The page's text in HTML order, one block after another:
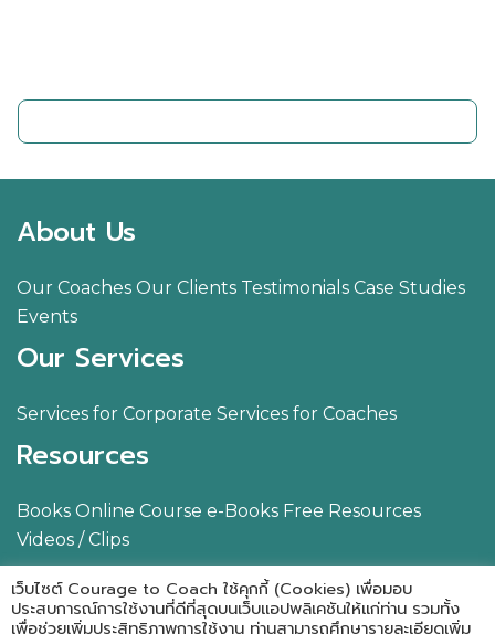
About Us
Our Coaches Our Clients Testimonials Case Studies
Events
Our Services
Services for Corporate Services for Coaches
Resources
Books Online Course e-Books Free Resources
Videos / Clips
Blog Contact Us
เว็บไซต์ Courage to Coach ใช้คุกกี้ (Cookies) เพื่อมอบ
ประสบการณ์การใช้งานที่ดีที่สุดบนเว็บแอปพลิเคชันให้แก่ท่าน รวมทั้ง
เพื่อช่วยเพิ่มประสิทธิภาพการใช้งาน ท่านสามารถศึกษารายละเอียดเพิ่ม